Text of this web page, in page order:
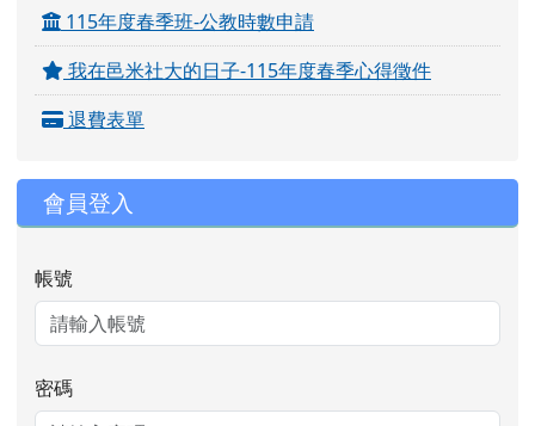
115年度春季班-公教時數申請
我在邑米社大的日子-115年度春季心得徵件
退費表單
會員登入
帳號
密碼